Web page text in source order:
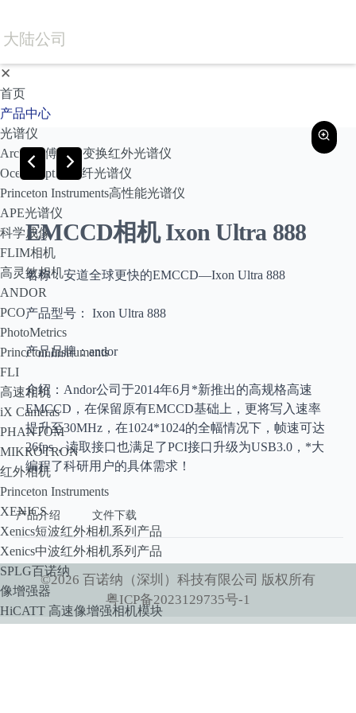
大陆公司
✕
首页
产品中心
光谱仪
Arcoptix傅里叶变换红外光谱仪
Ocean Optics光纤光谱仪
Princeton Instruments高性能光谱仪
APE光谱仪
科学成像
FLIM相机
高灵敏相机
ANDOR
PCO
PhotoMetrics
Princeton Instruments
FLI
高速相机
iX Cameras
PHANTOM
MIKROTRON
红外相机
Princeton Instruments
XENICS
Xenics短波红外相机系列产品
Xenics中波红外相机系列产品
SPLG百诺纳
像增强器
HiCATT 高速像增强相机模块
EMCCD相机 Ixon Ultra 888
名称：安道全球更快的EMCCD—Ixon Ultra 888
产品型号： Ixon Ultra 888
产品品牌：andor
介绍：Andor公司于2014年6月*新推出的高规格高速
EMCCD，在保留原有EMCCD基础上，更将写入速率
提升至30MHz，在1024*1024的全幅情况下，帧速可达
26fps，读取接口也满足了PCI接口升级为USB3.0，*大
编程了科研用户的具体需求！
产品介绍 文件下载
©2026 百诺纳（深圳）科技有限公司 版权所有
粤ICP备2023129735号-1